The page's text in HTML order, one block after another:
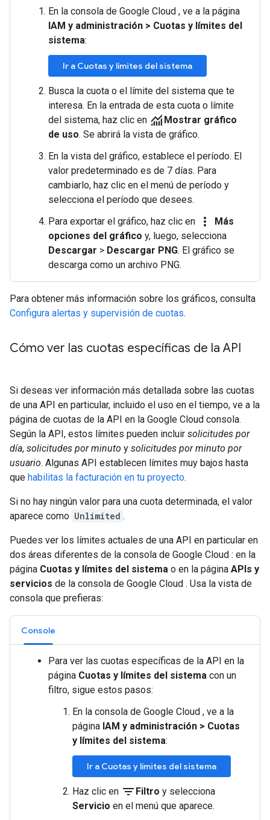
En la consola de Google Cloud , ve a la página
IAM y administración > Cuotas y límites del
sistema:
Ir a Cuotas y límites del sistema
Busca la cuota o el límite del sistema que te
interesa. En la entrada de esta cuota o límite
del sistema, haz clic en monitoring Mostrar gráfico
de uso. Se abrirá la vista de gráfico.
En la vista del gráfico, establece el período. El
valor predeterminado es de 7 días. Para
cambiarlo, haz clic en el menú de período y
selecciona el período que desees.
Para exportar el gráfico, haz clic en
more_vert
Más
opciones del gráfico y, luego, selecciona
Descargar > Descargar PNG. El gráfico se
descarga como un archivo PNG.
Para obtener más información sobre los gráficos, consulta
Configura alertas y supervisión de cuotas.
Cómo ver las cuotas específicas de la API
Si deseas ver información más detallada sobre las cuotas
de una API en particular, incluido el uso en el tiempo, ve a la
página de cuotas de la API en la Google Cloud consola.
Según la API, estos límites pueden incluir solicitudes por
día, solicitudes por minuto y solicitudes por minuto por
usuario. Algunas API establecen límites muy bajos hasta
que habilitas la facturación en tu proyecto.
Si no hay ningún valor para una cuota determinada, el valor
aparece como Unlimited .
Puedes ver los límites actuales de una API en particular en
dos áreas diferentes de la consola de Google Cloud : en la
página Cuotas y límites del sistema o en la página APIs y
servicios de la consola de Google Cloud . Usa la vista de
consola que prefieras:
Console
Para ver las cuotas específicas de la API en la
página Cuotas y límites del sistema con un
filtro, sigue estos pasos:
En la consola de Google Cloud , ve a la
página IAM y administración > Cuotas
y límites del sistema:
Ir a Cuotas y límites del sistema
Haz clic en filter_list Filtro y selecciona
Servicio en el menú que aparece.